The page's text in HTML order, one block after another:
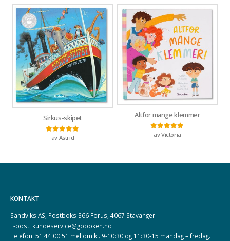
Sirkus-skipet
Vurdert5
av Astrid
Altfor mange klemmer
Vurdert5av 5
av Victoria
KONTAKT
Sandviks AS, Postboks 366 Forus, 4067 Stavanger.
E-post: kundeservice@goboken.no
Telefon: 51 44 00 51 mellom kl. 9-10:30 og 11:30-15 mandag – fredag.